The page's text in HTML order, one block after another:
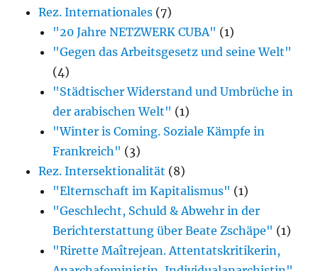
Rez. Internationales (7)
"20 Jahre NETZWERK CUBA" (1)
"Gegen das Arbeitsgesetz und seine Welt"
(4)
"Städtischer Widerstand und Umbrüche in
der arabischen Welt" (1)
"Winter is Coming. Soziale Kämpfe in
Frankreich" (3)
Rez. Intersektionalität (8)
"Elternschaft im Kapitalismus" (1)
"Geschlecht, Schuld & Abwehr in der
Berichterstattung über Beate Zschäpe" (1)
"Rirette Maîtrejean. Attentatskritikerin,